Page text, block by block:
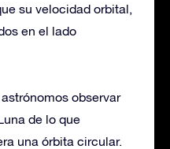
su velocidad orbital,
en el lado
observar
de lo que
una órbita circular.